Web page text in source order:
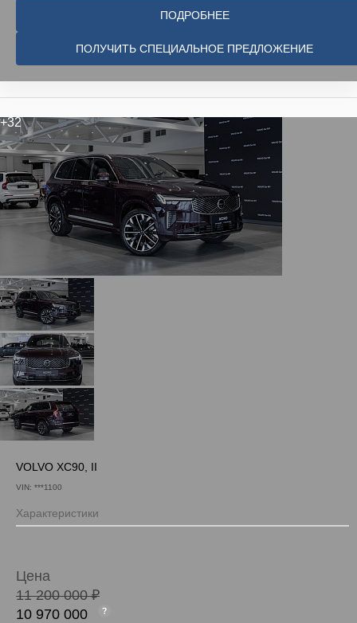
ПОДРОБНЕЕ
ПОЛУЧИТЬ СПЕЦИАЛЬНОЕ ПРЕДЛОЖЕНИЕ
+32
VOLVO XC90, II
VIN: ***1100
Характеристики
Цена
11 200 000 ₽
10 970 000